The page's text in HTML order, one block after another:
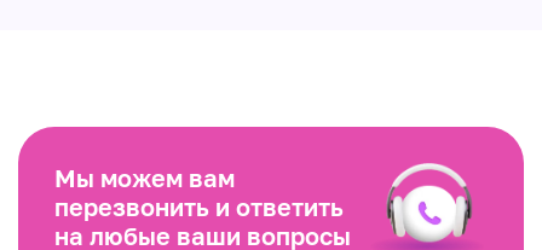
Мы можем вам
перезвонить и ответить
на любые ваши вопросы